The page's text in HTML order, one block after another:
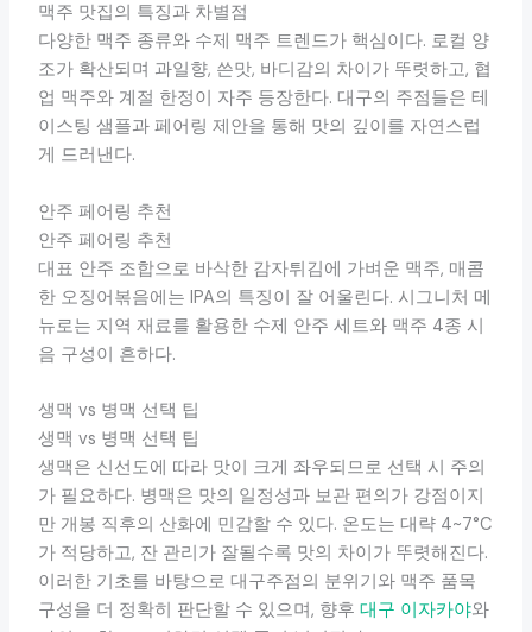
맥주 맛집의 특징과 차별점
다양한 맥주 종류와 수제 맥주 트렌드가 핵심이다. 로컬 양
조가 확산되며 과일향, 쓴맛, 바디감의 차이가 뚜렷하고, 협
업 맥주와 계절 한정이 자주 등장한다. 대구의 주점들은 테
이스팅 샘플과 페어링 제안을 통해 맛의 깊이를 자연스럽
게 드러낸다.
안주 페어링 추천
안주 페어링 추천
대표 안주 조합으로 바삭한 감자튀김에 가벼운 맥주, 매콤
한 오징어볶음에는 IPA의 특징이 잘 어울린다. 시그니처 메
뉴로는 지역 재료를 활용한 수제 안주 세트와 맥주 4종 시
음 구성이 흔하다.
생맥 vs 병맥 선택 팁
생맥 vs 병맥 선택 팁
생맥은 신선도에 따라 맛이 크게 좌우되므로 선택 시 주의
가 필요하다. 병맥은 맛의 일정성과 보관 편의가 강점이지
만 개봉 직후의 산화에 민감할 수 있다. 온도는 대략 4~7°C
가 적당하고, 잔 관리가 잘될수록 맛의 차이가 뚜렷해진다.
이러한 기초를 바탕으로 대구주점의 분위기와 맥주 품목
구성을 더 정확히 판단할 수 있으며, 향후 대구 이자카야와